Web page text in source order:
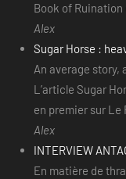
Book of Ruination
Alex
Sugar Horse :
An average story,
L’article Sugar
en premier sur Le
Alex
INTERVIEW
En matière de